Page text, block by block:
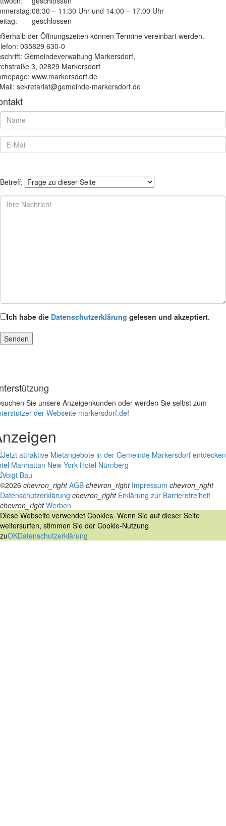
08:30 – 11:30 Uhr und 14:00 – 17:00 Uhr
geschlossen
der Öffnungszeiten können Termine vereinbart werden.
035829 630-0
Gemeindeverwaltung Markersdorf,
3, 02829 Markersdorf
www.markersdorf.de
sekretariat@gemeinde-markersdorf.de
Betreff:
Ich habe die Datenschutzerklärung gelesen und akzeptiert.
Sie unsere Anzeigenkunden oder werden Sie selbst zum
der Webseite markersdorf.de!
Manhattan New York Hotel Nürnberg
©2026 chevron_right AGB chevron_right Impressum chevron_right
Datenschutzerklärung chevron_right Erklärung zur Barrierefreiheit
chevron_right Werben
Diese Webseite verwendet Cookies. Wenn Sie auf dieser Seite
weitersurfen, stimmen Sie der Cookie-Nutzung
zuOKDatenschutzerklärung